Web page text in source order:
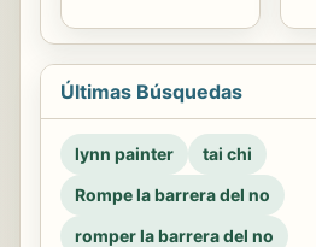
Últimas Búsquedas
lynn painter
tai chi
Rompe la barrera del no
romper la barrera del no